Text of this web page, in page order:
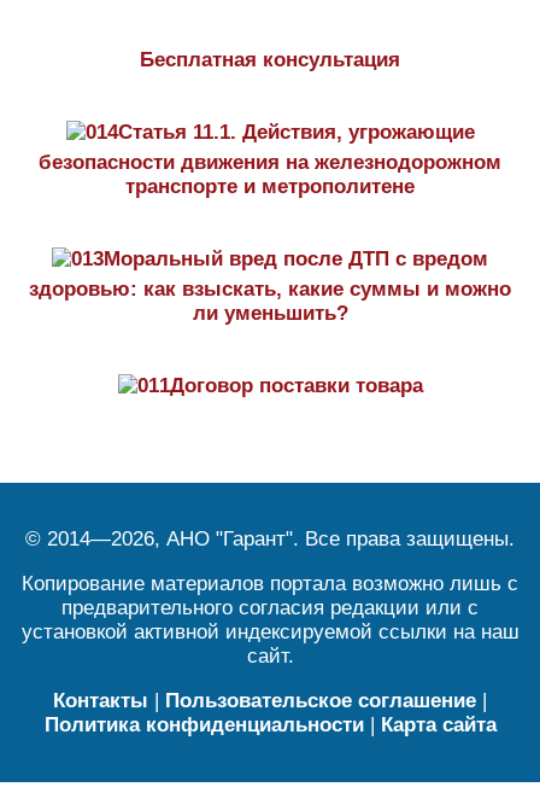
Бесплатная консультация
Статья 11.1. Действия, угрожающие
безопасности движения на железнодорожном
транспорте и метрополитене
Моральный вред после ДТП с вредом
здоровью: как взыскать, какие суммы и можно
ли уменьшить?
Договор поставки товара
© 2014—2026, АНО "Гарант". Все права защищены.
Копирование материалов портала возможно лишь с
предварительного согласия редакции или с
установкой активной индексируемой ссылки на наш
сайт.
Контакты | Пользовательское соглашение |
Политика конфиденциальности| Карта сайта